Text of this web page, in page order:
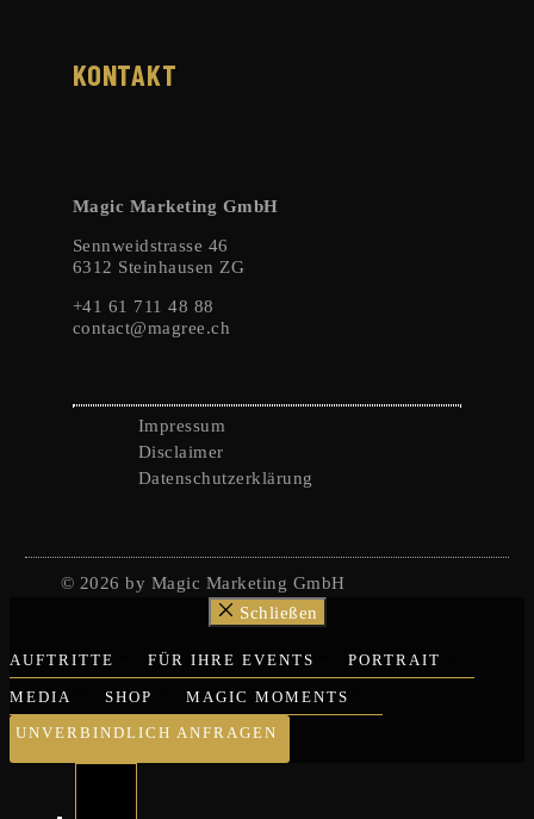
KONTAKT
Magic Marketing GmbH
Sennweidstrasse 46
6312 Steinhausen ZG
+41 61 711 48 88
contact@magree.ch
Impressum
Disclaimer
Datenschutzerklärung
© 2026 by Magic Marketing GmbH
Schließen
AUFTRITTE FÜR IHRE EVENTS PORTRAIT
MEDIA SHOP
MAGIC MOMENTS
UNVERBINDLICH ANFRAGEN